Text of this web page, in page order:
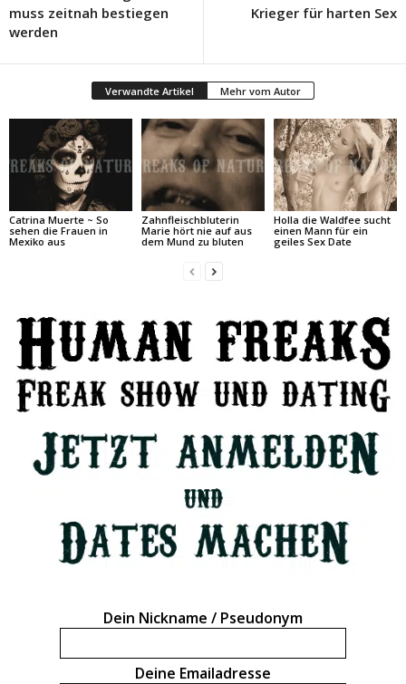
muss zeitnah bestiegen
werden
Krieger für harten Sex
Verwandte Artikel Mehr vom Autor
Catrina Muerte ~ So
sehen die Frauen in
Mexiko aus
Zahnfleischbluterin
Marie hört nie auf aus
dem Mund zu bluten
Holla die Waldfee sucht
einen Mann für ein
geiles Sex Date
Dein Nickname / Pseudonym
Deine Emailadresse